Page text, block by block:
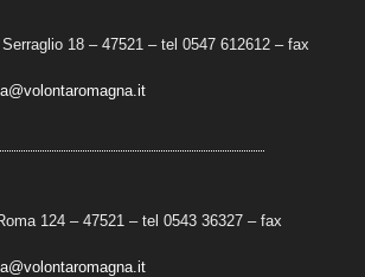
18 – 47521 – tel 0547 612612 – fax
124 – 47521 – tel 0543 36327 – fax